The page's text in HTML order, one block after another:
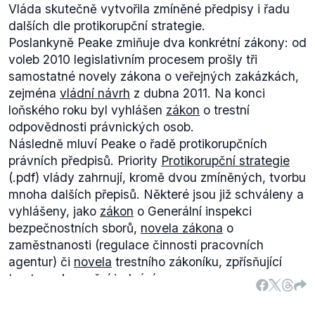
Vláda skutečně vytvořila zmíněné předpisy i řadu
dalších dle protikorupční strategie.
Poslankyně Peake zmiňuje dva konkrétní zákony: od
voleb 2010 legislativním procesem prošly tři
samostatné novely zákona o veřejných zakázkách,
zejména vládní návrh z dubna 2011. Na konci
loňského roku byl vyhlášen zákon o trestní
odpovědnosti právnických osob.
Následně mluví Peake o řadě protikorupčních
právních předpisů. Priority Protikorupční strategie
(.pdf) vlády zahrnují, kromě dvou zmíněných, tvorbu
mnoha dalších přepisů. Některé jsou již schváleny a
vyhlášeny, jako zákon o Generální inspekci
bezpečnostních sborů, novela zákona o
zaměstnanosti (regulace činnosti pracovních
agentur) či novela trestního zákoníku, zpřísňující
tresty za korupční jednání.
K naplnění cílů většiny prioritních bodů protikorupční